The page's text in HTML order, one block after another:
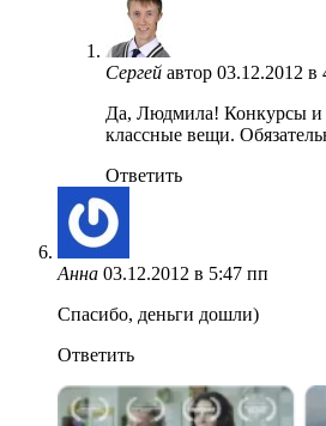
Сергей автор 03.12.2012 в
Да, Людмила! Конкурсы
классные вещи.
Ответить
Анна 03.12.2012 в 5:47 пп
Спасибо, деньги дошли)
Ответить